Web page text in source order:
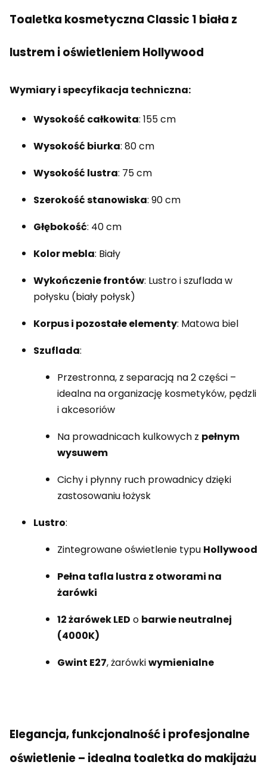
Toaletka kosmetyczna Classic 1 biała z
lustrem i oświetleniem Hollywood
Wymiary i specyfikacja techniczna:
Wysokość całkowita: 155 cm
Wysokość biurka: 80 cm
Wysokość lustra: 75 cm
Szerokość stanowiska: 90 cm
Głębokość: 40 cm
Kolor mebla: Biały
Wykończenie frontów: Lustro i szuflada w
połysku (biały połysk)
Korpus i pozostałe elementy: Matowa biel
Szuflada:
Przestronna, z separacją na 2 części –
idealna na organizację kosmetyków, pędzli
i akcesoriów
Na prowadnicach kulkowych z pełnym
wysuwem
Cichy i płynny ruch prowadnicy dzięki
zastosowaniu łożysk
Lustro:
Zintegrowane oświetlenie typu Hollywood
Pełna tafla lustra z otworami na
żarówki
12 żarówek LED o barwie neutralnej
(4000K)
Gwint E27, żarówkiwymienialne
Elegancja, funkcjonalność i profesjonalne
oświetlenie – idealna toaletka do makijażu